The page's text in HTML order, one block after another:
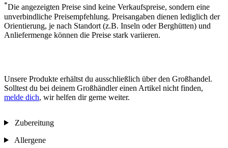
*Die angezeigten Preise sind keine Verkaufspreise, sondern eine
unverbindliche Preisempfehlung. Preisangaben dienen lediglich der
Orientierung, je nach Standort (z.B. Inseln oder Berghütten) und
Anliefermenge können die Preise stark variieren.
Unsere Produkte erhältst du ausschließlich über den Großhandel.
Solltest du bei deinem Großhändler einen Artikel nicht finden,
melde dich, wir helfen dir gerne weiter.
Zubereitung
Allergene